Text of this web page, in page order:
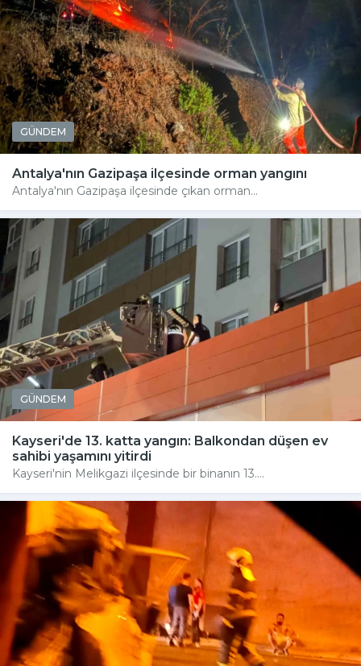
GÜNDEM
Antalya'nın Gazipaşa ilçesinde orman yangını
Antalya'nın Gazipaşa ilçesinde çıkan orman...
GÜNDEM
Kayseri'de 13. katta yangın: Balkondan düşen ev
sahibi yaşamını yitirdi
Kayseri'nin Melikgazi ilçesinde bir binanın 13....